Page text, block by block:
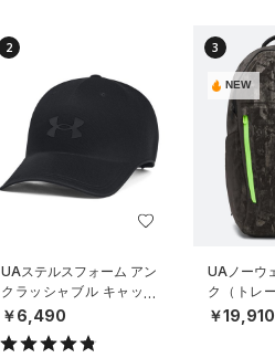
2
UAステルスフォーム アン
クラッシャブル キャップ
（ライフスタイル/UNISE
X）
￥6,490
3
NEW
UAノーウ
ク（トレ
X）
￥19,910